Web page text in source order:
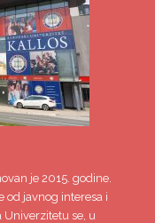
je 2015. godine.
od javnog interesa i
Univerzitetu se, u